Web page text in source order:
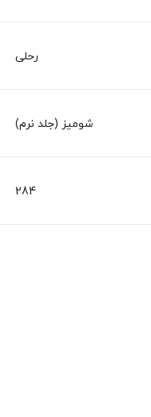
رحلی
شومیز (جلد نرم)
284